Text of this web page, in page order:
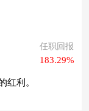
任职回报
183.29%
红利。